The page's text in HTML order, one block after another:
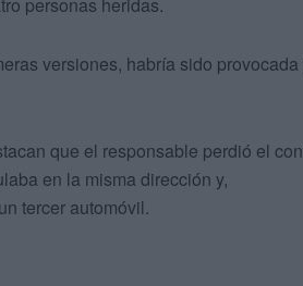
personas heridas.
versiones, habría sido provocada
que el responsable perdió el
en la misma dirección y,
tercer automóvil.